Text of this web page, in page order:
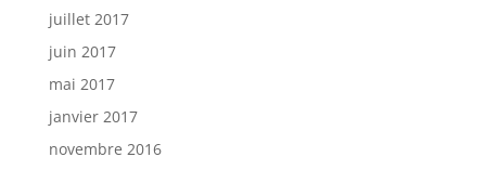
juillet 2017
juin 2017
mai 2017
janvier 2017
novembre 2016